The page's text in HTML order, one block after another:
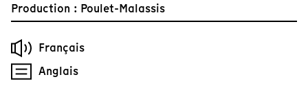
Production : Poulet-Malassis
Français
Anglais